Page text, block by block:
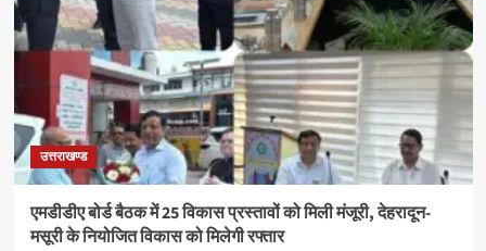
उत्तराखण्ड
एमडीडीए बोर्ड बैठक में 25 विकास प्रस्तावों को मिली मंजूरी, देहरादून-
मसूरी के नियोजित विकास को मिलेगी रफ्तार